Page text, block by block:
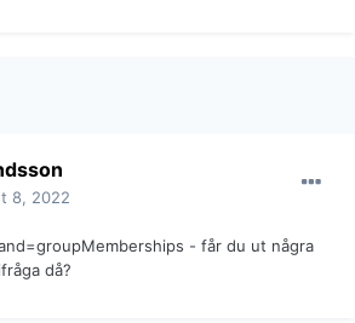
8, 2022
- får du ut några
då?